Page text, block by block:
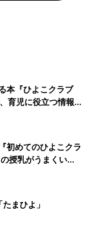
本『ひよこクラブ
育児に役立つ情報が
初めてのひよこクラ
授乳がうまくい
のトラブル 解決テ
まひよ」